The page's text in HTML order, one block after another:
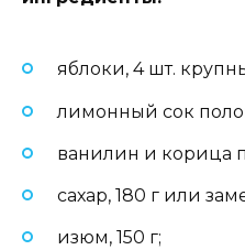
яблоки, 4 шт.
лимонный сок
ванилин и корица
сахар, 180 г или
изюм, 150 г;